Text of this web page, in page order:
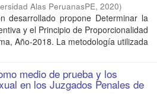
Alas PeruanasPE, 2020)
desarrollado propone Determinar la
y el Principio de Proporcionalidad
Año-2018. La metodología utilizada
medio de prueba y los
en los Juzgados Penales de